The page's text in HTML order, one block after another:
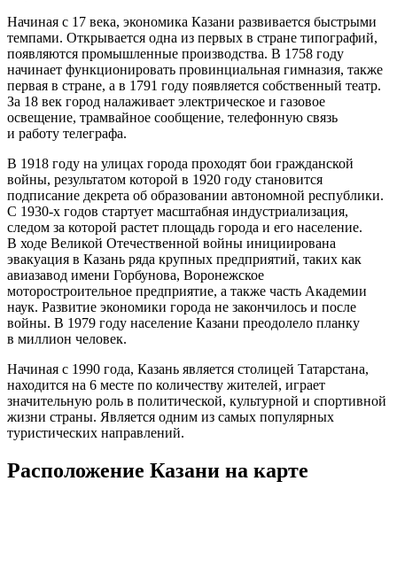
Начиная с 17 века, экономика Казани развивается быстрыми
темпами. Открывается одна из первых в стране типографий,
появляются промышленные производства. В 1758 году
начинает функционировать провинциальная гимназия, также
первая в стране, а в 1791 году появляется собственный театр.
За 18 век город налаживает электрическое и газовое
освещение, трамвайное сообщение, телефонную связь
и работу телеграфа.
В 1918 году на улицах города проходят бои гражданской
войны, результатом которой в 1920 году становится
подписание декрета об образовании автономной республики.
C 1930-х годов стартует масштабная индустриализация,
следом за которой растет площадь города и его население.
В ходе Великой Отечественной войны инициирована
эвакуация в Казань ряда крупных предприятий, таких как
авиазавод имени Горбунова, Воронежское
моторостроительное предприятие, а также часть Академии
наук. Развитие экономики города не закончилось и после
войны. В 1979 году население Казани преодолело планку
в миллион человек.
Начиная с 1990 года, Казань является столицей Татарстана,
находится на 6 месте по количеству жителей, играет
значительную роль в политической, культурной и спортивной
жизни страны. Является одним из самых популярных
туристических направлений.
Расположение Казани на карте